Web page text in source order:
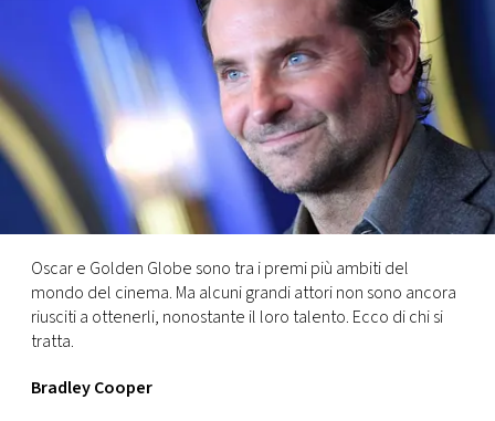
VIDEO
TV
PRINCIPATO
DI
MONACO
RMC
CONSIGLIA
Oscar e Golden Globe sono tra i premi più ambiti del
mondo del cinema. Ma alcuni grandi attori non sono ancora
riusciti a ottenerli, nonostante il loro talento. Ecco di chi si
tratta.
Bradley Cooper